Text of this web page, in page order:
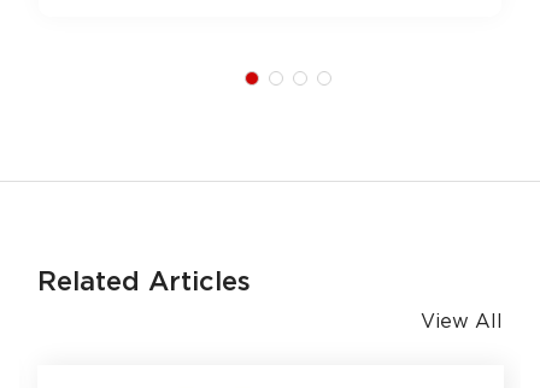
Related Articles
View All